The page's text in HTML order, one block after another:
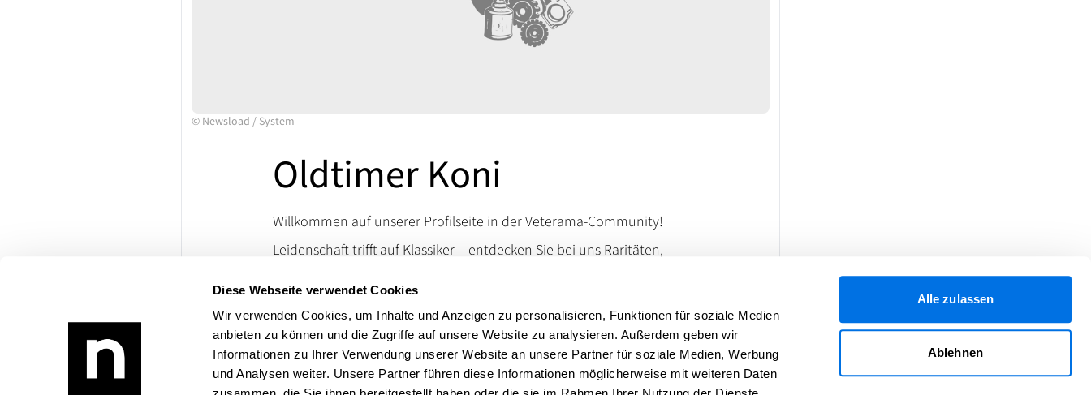
Diese Webseite verwendet Cookies
Wir verwenden Cookies, um Inhalte und Anzeigen zu personalisieren, Funktionen für soziale Medien
anbieten zu können und die Zugriffe auf unsere Website zu analysieren. Außerdem geben wir
Informationen zu Ihrer Verwendung unserer Website an unsere Partner für soziale Medien, Werbung
und Analysen weiter. Unsere Partner führen diese Informationen möglicherweise mit weiteren Daten
Alle zulassen
Ablehnen
© Newsload / System
Oldtimer Koni
Willkommen auf unserer Profilseite in der Veterama-Community!
Leidenschaft trifft auf Klassiker – entdecken Sie bei uns Raritäten,
lassen. Besuchen Sie uns auf der VETERAMA und tauchen Sie ein in
die Welt klassischen Raritäten.
Bei Rückfragen erreichen Sie uns über unsere Kontaktdaten.
Produktangebot:
Motorradteile:BMW